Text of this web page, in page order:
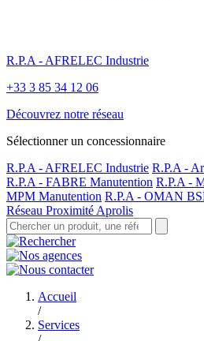
R.P.A - AFRELEC Industrie
+33 3 85 34 12 06
Découvrez notre réseau
Sélectionner un concessionnaire
R.P.A - AFRELEC Industrie R.P.A -
R.P.A - FABRE Manutention R.P.A -
MPM Manutention R.P.A - OMAN
Réseau Proximité Aprolis
Accueil
/
Services